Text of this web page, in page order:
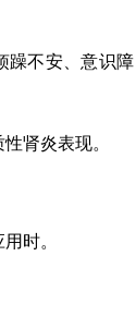
躁不安、意识障
肾炎表现。
时。